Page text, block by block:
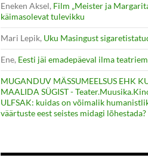
Eneken Aksel, Film „Meister ja
käimasolevat tulevikku
Mari Lepik, Uku Masingust
Ene, Eesti jäi emadepäeval ilma
MUGANDUV MÄSSUMEELSUS EHK
MAALIDA SÜGIST -
ULFSAK: kuidas on võimalik
väärtuste eest seistes midagi lõhestada?